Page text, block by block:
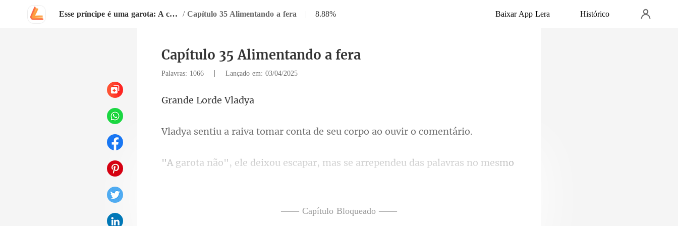
Esse príncipe é uma garota: A companheira escrava do rei maligno / Capítulo 35 Alimentando a fera | 8.88% Baixar App Lera Histórico
Capítulo 35 Alimentando a fera
Palavras: 1066 | Lançado em: 03/04/2025
Lorde
omar conta de seu corpo
scapar, mas se arrependeu da
mas não ficaram nem de longe tão
—— Capítulo Bloqueado ——